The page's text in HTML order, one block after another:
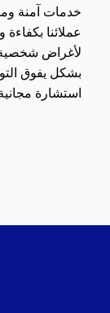
خدمات آمنة
عملائنا
لأغراض شخصية
بشكل يفوق
استشارة